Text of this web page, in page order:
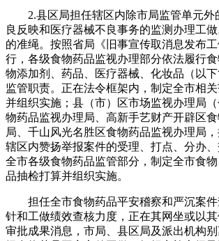
2.县区局担任辖区内除市局监管单元外
良反映和医疗器械不良事务的监测办理工
的准绳。按照省局《旧事宣传取消息发布
行，各级食物药品监视办理部分依法履行
物添加剂、药品、医疗器械、化妆品（以下
监管职责。正在法令框架内，制定全市相
并组织实施；县（市）区市场监视办理局
物药品监视办理局、高新手艺财产开辟区
局、千山风光名胜区食物药品监视办理局
辖区内赞扬举报案件的受理、打点、分办、
全市各级食物药品监管部分，制定全市食
品抽检打算并组织实施。
担任全市食物药品平安稽察和严沉案件
针和工做绩效查核力度，正在其网坐或以
审批成果消息，市局、县区局及派出机构